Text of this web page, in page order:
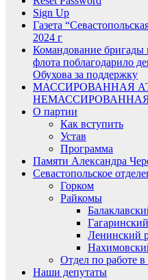
Sign Up
Газета
2024 г
Командование бригады
флота поблагодарило
Обухова за поддержку
МАССИРОВАННАЯ
О партии
Как вступить
Устав
Программа
Памяти Александра
Севастопольское
Горком
Райкомы
Ленинский
Отдел по работе
Наши депутаты